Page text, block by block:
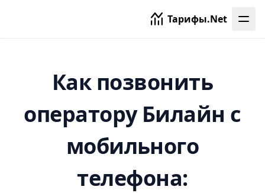
Тарифы.Net
Как позвонить
оператору Билайн с
мобильного
телефона: